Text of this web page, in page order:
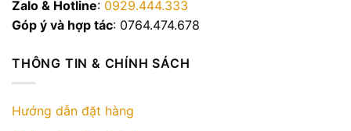
Zalo & Hotline: 0929.444.333
Góp ý và hợp tác: 0764.474.678
THÔNG TIN & CHÍNH SÁCH
Hướng dẫn đặt hàng